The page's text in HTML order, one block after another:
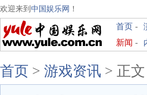
欢迎来到 中国娱乐网 ！
首页 -
新闻 -
首页 > 游戏资讯 > 正文